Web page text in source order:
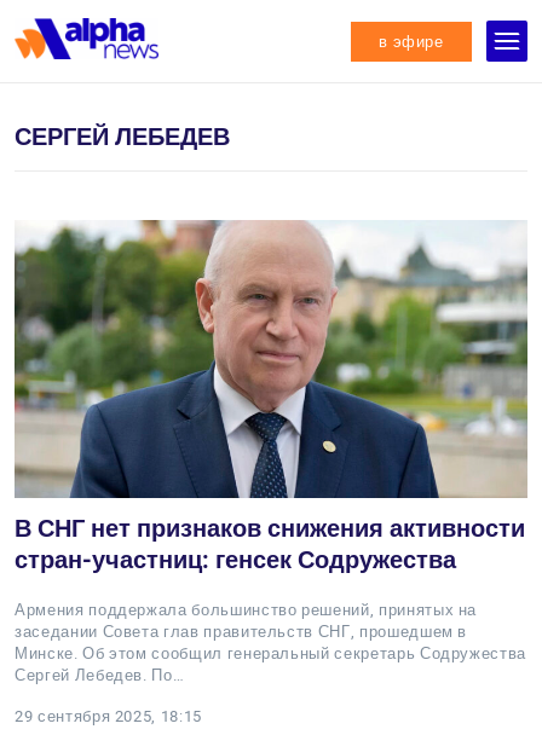
в эфире
СЕРГЕЙ ЛЕБЕДЕВ
В СНГ нет признаков снижения активности
стран-участниц: генсек Содружества
Армения поддержала большинство решений, принятых на
заседании Совета глав правительств СНГ, прошедшем в
Минске. Об этом сообщил генеральный секретарь Содружества
Сергей Лебедев. По…
29 сентября 2025, 18:15